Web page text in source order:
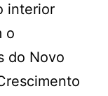
interior
o
do Novo